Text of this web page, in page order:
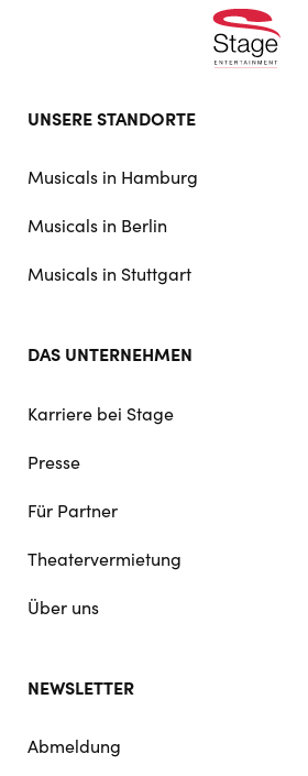
doormat
UNSERE STANDORTE
Musicals in Hamburg
Musicals in Berlin
Musicals in Stuttgart
DAS UNTERNEHMEN
Karriere bei Stage
Presse
Für Partner
Theatervermietung
Über uns
NEWSLETTER
Abmeldung